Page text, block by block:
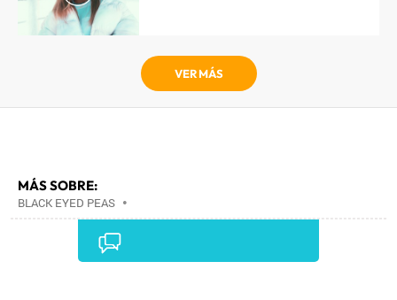
VER MÁS
MÁS SOBRE:
BLACK EYED PEAS •